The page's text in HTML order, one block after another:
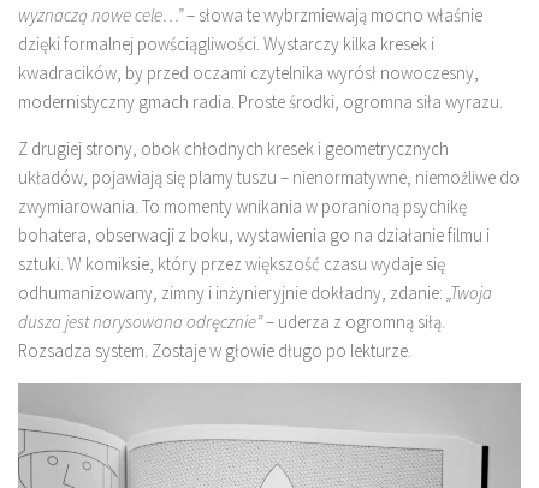
wyznaczą nowe cele…”– słowa te wybrzmiewają mocno właśnie
dzięki formalnej powściągliwości. Wystarczy kilka kresek i
kwadracików, by przed oczami czytelnika wyrósł nowoczesny,
modernistyczny gmach radia. Proste środki, ogromna siła wyrazu.
Z drugiej strony, obok chłodnych kresek i geometrycznych
układów, pojawiają się plamy tuszu – nienormatywne, niemożliwe do
zwymiarowania. To momenty wnikania w poranioną psychikę
bohatera, obserwacji z boku, wystawienia go na działanie filmu i
sztuki. W komiksie, który przez większość czasu wydaje się
odhumanizowany, zimny i inżynieryjnie dokładny, zdanie: „Twoja
dusza jest narysowana odręcznie”– uderza z ogromną siłą.
Rozsadza system. Zostaje w głowie długo po lekturze.